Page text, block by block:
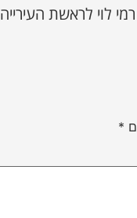
לוי לראשת העירייה
*